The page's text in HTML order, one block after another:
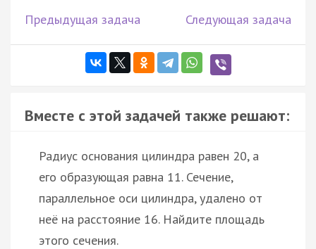
Предыдущая задача Следующая задача
Вместе с этой задачей также решают:
Радиус основания цилиндра равен 20, а
его образующая равна 11. Сечение,
параллельное оси цилиндра, удалено от
неё на расстояние 16. Найдите площадь
этого сечения.